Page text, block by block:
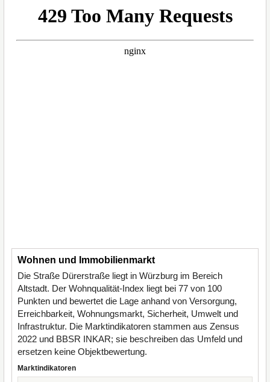
Wohnen und Immobilienmarkt
Die Straße Dürerstraße liegt in Würzburg im Bereich
Altstadt. Der Wohnqualität-Index liegt bei 77 von 100
Punkten und bewertet die Lage anhand von Versorgung,
Erreichbarkeit, Wohnungsmarkt, Sicherheit, Umwelt und
Infrastruktur. Die Marktindikatoren stammen aus Zensus
2022 und BBSR INKAR; sie beschreiben das Umfeld und
ersetzen keine Objektbewertung.
Marktindikatoren